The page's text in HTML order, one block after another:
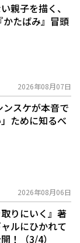
親子を描く、
かたばみ』冒頭
2026年08月07日
スケが本音で
ために知るべ
2026年08月06日
りにいく』著
ルにひかれて
！（3/4）